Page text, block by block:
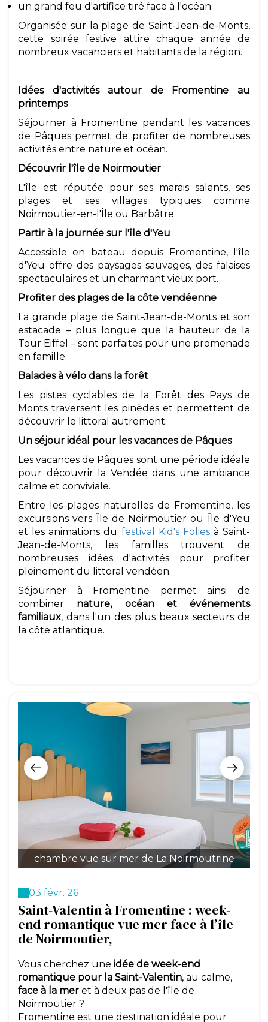
un grand feu d'artifice tiré face à l'océan
Organisée sur la plage de Saint-Jean-de-Monts,
cette soirée festive attire chaque année de
nombreux vacanciers et habitants de la région.
Idées d'activités autour de Fromentine au
printemps
Séjourner à Fromentine pendant les vacances
de Pâques permet de profiter de nombreuses
activités entre nature et océan.
Découvrir l'île de Noirmoutier
L'île est réputée pour ses marais salants, ses
plages et ses villages typiques comme
Noirmoutier-en-l'Île ou Barbâtre.
Partir à la journée sur l'île d'Yeu
Accessible en bateau depuis Fromentine, l'île
d'Yeu offre des paysages sauvages, des falaises
spectaculaires et un charmant vieux port.
Profiter des plages de la côte vendéenne
La grande plage de Saint-Jean-de-Monts et son
estacade – plus longue que la hauteur de la
Tour Eiffel – sont parfaites pour une promenade
en famille.
Balades à vélo dans la forêt
Les pistes cyclables de la Forêt des Pays de
Monts traversent les pinèdes et permettent de
découvrir le littoral autrement.
Un séjour idéal pour les vacances de Pâques
Les vacances de Pâques sont une période idéale
pour découvrir la Vendée dans une ambiance
calme et conviviale.
Entre les plages naturelles de Fromentine, les
excursions vers Île de Noirmoutier ou Île d'Yeu
et les animations du festival Kid's Foliesà Saint-
Jean-de-Monts, les familles trouvent de
nombreuses idées d'activités pour profiter
pleinement du littoral vendéen.
Séjourner à Fromentine permet ainsi de
combiner nature, océan et événements
familiaux, dans l'un des plus beaux secteurs de
la côte atlantique.
chambre vue sur mer de La Noirmoutrine
03 févr. 26
Saint-Valentin à Fromentine : week-
end romantique vue mer face à l’île
de Noirmoutier,
Vous cherchez une idée de week-end
romantique pour la Saint-Valentin, au calme,
face à la mer et à deux pas de l'île de
Noirmoutier ?
Fromentine est une destination idéale pour